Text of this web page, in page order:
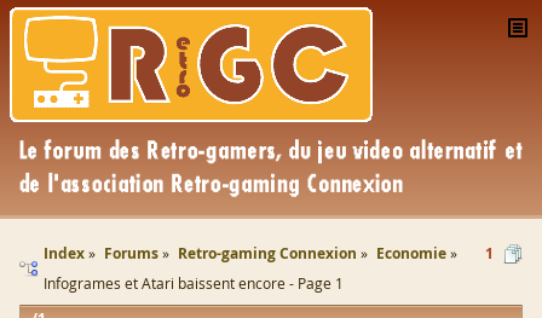
Index Forums Retro-gaming Connexion Economie
Infogrames et Atari baissent encore - Page 1
1